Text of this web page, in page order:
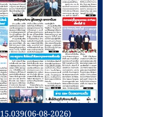
15.039(06-08-2026)